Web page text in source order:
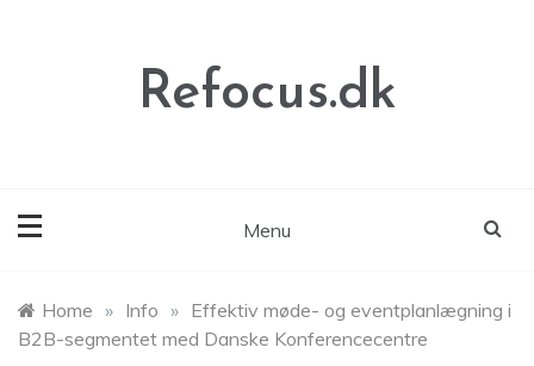
Refocus.dk
Menu
Home » Info » Effektiv møde- og eventplanlægning i
B2B-segmentet med Danske Konferencecentre